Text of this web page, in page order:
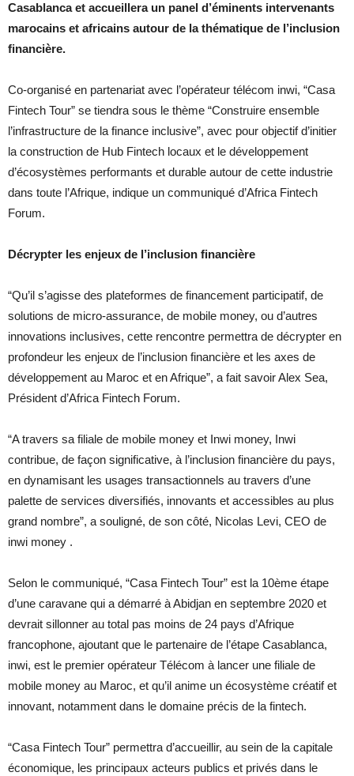
Casablanca et accueillera un panel d’éminents intervenants
marocains et africains autour de la thématique de l’inclusion
financière.
Co-organisé en partenariat avec l’opérateur télécom inwi, “Casa
Fintech Tour” se tiendra sous le thème “Construire ensemble
l’infrastructure de la finance inclusive”, avec pour objectif d’initier
la construction de Hub Fintech locaux et le développement
d’écosystèmes performants et durable autour de cette industrie
dans toute l’Afrique, indique un communiqué d’Africa Fintech
Forum.
Décrypter les enjeux de l’inclusion financière
“Qu’il s’agisse des plateformes de financement participatif, de
solutions de micro-assurance, de mobile money, ou d’autres
innovations inclusives, cette rencontre permettra de décrypter en
profondeur les enjeux de l’inclusion financière et les axes de
développement au Maroc et en Afrique”, a fait savoir Alex Sea,
Président d’Africa Fintech Forum.
“A travers sa filiale de mobile money et Inwi money, Inwi
contribue, de façon significative, à l’inclusion financière du pays,
en dynamisant les usages transactionnels au travers d’une
palette de services diversifiés, innovants et accessibles au plus
grand nombre”, a souligné, de son côté, Nicolas Levi, CEO de
inwi money .
Selon le communiqué, “Casa Fintech Tour” est la 10ème étape
d’une caravane qui a démarré à Abidjan en septembre 2020 et
devrait sillonner au total pas moins de 24 pays d’Afrique
francophone, ajoutant que le partenaire de l’étape Casablanca,
inwi, est le premier opérateur Télécom à lancer une filiale de
mobile money au Maroc, et qu’il anime un écosystème créatif et
innovant, notamment dans le domaine précis de la fintech.
“Casa Fintech Tour” permettra d’accueillir, au sein de la capitale
économique, les principaux acteurs publics et privés dans le